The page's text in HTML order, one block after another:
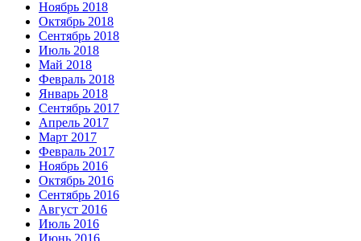
Ноябрь 2018
Октябрь 2018
Сентябрь 2018
Июль 2018
Май 2018
Февраль 2018
Январь 2018
Сентябрь 2017
Апрель 2017
Март 2017
Февраль 2017
Ноябрь 2016
Октябрь 2016
Сентябрь 2016
Август 2016
Июль 2016
Июнь 2016